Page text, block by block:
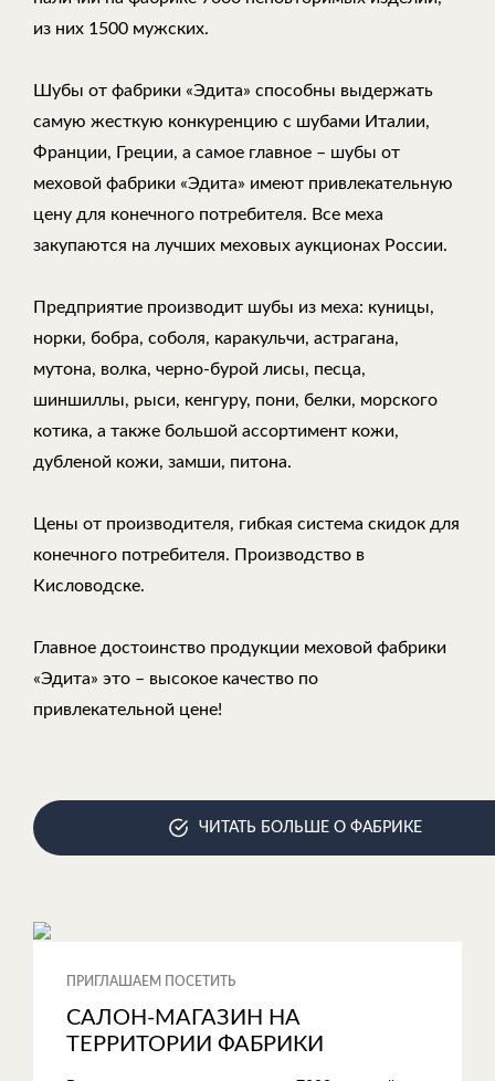
из них 1500 мужских.
Шубы от фабрики «Эдита» способны выдержать
самую жесткую конкуренцию с шубами Италии,
Франции, Греции, а самое главное – шубы от
меховой фабрики «Эдита» имеют привлекательную
цену для конечного потребителя. Все меха
закупаются на лучших меховых аукционах России.
Предприятие производит шубы из меха: куницы,
норки, бобра, соболя, каракульчи, астрагана,
мутона, волка, черно-бурой лисы, песца,
шиншиллы, рыси, кенгуру, пони, белки, морского
котика, а также большой ассортимент кожи,
дубленой кожи, замши, питона.
Цены от производителя, гибкая система скидок для
конечного потребителя. Производство в
Кисловодске.
Главное достоинство продукции меховой фабрики
«Эдита» это – высокое качество по
привлекательной цене!
ЧИТАТЬ БОЛЬШЕ О ФАБРИКЕ
ПРИГЛАШАЕМ ПОСЕТИТЬ
САЛОН-МАГАЗИН НА
ТЕРРИТОРИИ ФАБРИКИ